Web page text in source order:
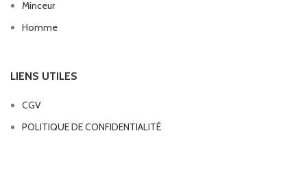
Minceur
Homme
LIENS UTILES
CGV
POLITIQUE DE CONFIDENTIALITÉ